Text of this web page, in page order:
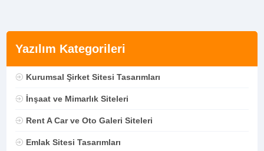
Yazılım Kategorileri
Kurumsal Şirket Sitesi Tasarımları
İnşaat ve Mimarlık Siteleri
Rent A Car ve Oto Galeri Siteleri
Emlak Sitesi Tasarımları